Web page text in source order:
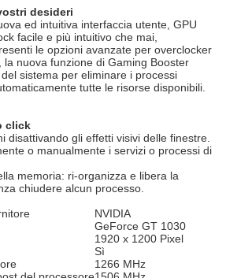
desideri
ed intuitiva interfaccia utente, GPU
facile e più intuitivo che mai,
le opzioni avanzate per overclocker
la nuova funzione di Gaming Booster
sistema per eliminare i processi
tutte le risorse disponibili.
click
disattivando gli effetti visivi delle finestre.
o manualmente i servizi o processi di
memoria: ri-organizza e libera la
chiudere alcun processo.
NVIDIA
GeForce GT 1030
1920 x 1200 Pixel
Sì
1266 MHz